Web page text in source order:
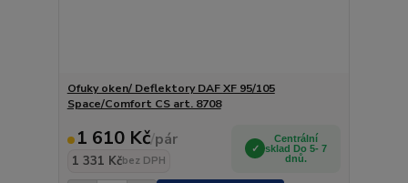
Ofuky oken/ Deflektory DAF XF 95/105
Space/Comfort CS art. 8708
1 610 Kč/pár
1 331 Kčbez DPH
Centrální
sklad Do 5- 7
dnů.